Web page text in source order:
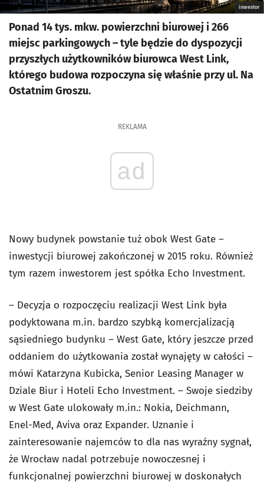
inwestor
Ponad 14 tys. mkw. powierzchni biurowej i 266
miejsc parkingowych – tyle będzie do dyspozycji
przyszłych użytkowników biurowca West Link,
którego budowa rozpoczyna się właśnie przy ul. Na
Ostatnim Groszu.
REKLAMA
ad
Nowy budynek powstanie tuż obok West Gate –
inwestycji biurowej zakończonej w 2015 roku. Również
tym razem inwestorem jest spółka Echo Investment.
– Decyzja o rozpoczęciu realizacji West Link była
podyktowana m.in. bardzo szybką komercjalizacją
sąsiedniego budynku – West Gate, który jeszcze przed
oddaniem do użytkowania został wynajęty w całości –
mówi Katarzyna Kubicka, Senior Leasing Manager w
Dziale Biur i Hoteli Echo Investment. – Swoje siedziby
w West Gate ulokowały m.in.: Nokia, Deichmann,
Enel-Med, Aviva oraz Expander. Uznanie i
zainteresowanie najemców to dla nas wyraźny sygnał,
że Wrocław nadal potrzebuje nowoczesnej i
funkcjonalnej powierzchni biurowej w doskonałych